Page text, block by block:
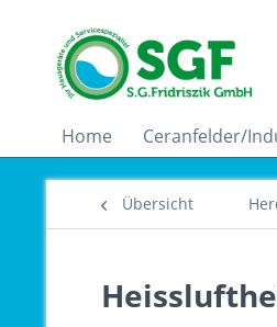
Home Ceranfelder/
Übersicht